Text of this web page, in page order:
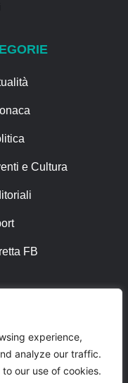
experience,
analyze our traffic.
our use of cookies.
e Cultura
FB